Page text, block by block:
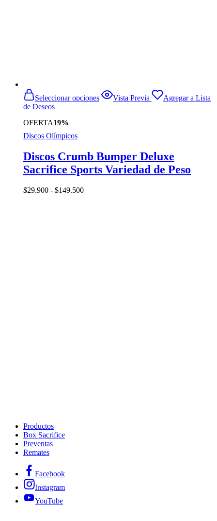
OFERTA19%
Seleccionar opciones
Este
producto
se
pueden
elegir
Vista Previa
Agregar a Lista
de Deseos
Discos Olímpicos
Discos Crumb Bumper Deluxe
Sacrifice Sports Variedad de Peso
$29.900 - $149.500Rango
Productos
Box Sacrifice
Preventas
Remates
Facebook
Instagram
YouTube